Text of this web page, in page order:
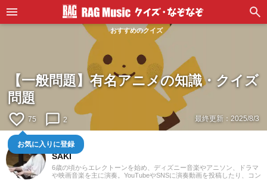
おすすめのクイズ
【一般問題】有名アニメの知識・クイズ
問題
favorite_border 75
お気に入りに登録
chat_bubble_outline 2 最終更新： 2025/8/3
鍵盤弾き
SAKI
6歳の頃からエレクトーンを始め、ディズニー音楽やアニソン、ドラマ
や映画音楽を主に演奏。YouTubeやSNSに演奏動画を投稿したり、コン